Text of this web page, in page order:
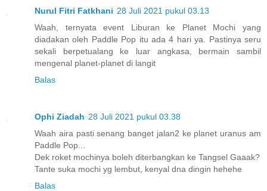
Nurul Fitri Fatkhani 28 Juli 2021 pukul 03.13
Waah, ternyata event Liburan ke Planet Mochi yang
diadakan oleh Paddle Pop itu ada 4 hari ya. Pastinya seru
sekali berpetualang ke luar angkasa, bermain sambil
mengenal planet-planet di langit
Balas
Ophi Ziadah 28 Juli 2021 pukul 03.38
Waah aira pasti senang banget jalan2 ke planet uranus am
Paddle Pop...
Dek roket mochinya boleh diterbangkan ke Tangsel Gaaak?
Tante suka mochi yg lembut, kenyal dna dingin hehehe
Balas